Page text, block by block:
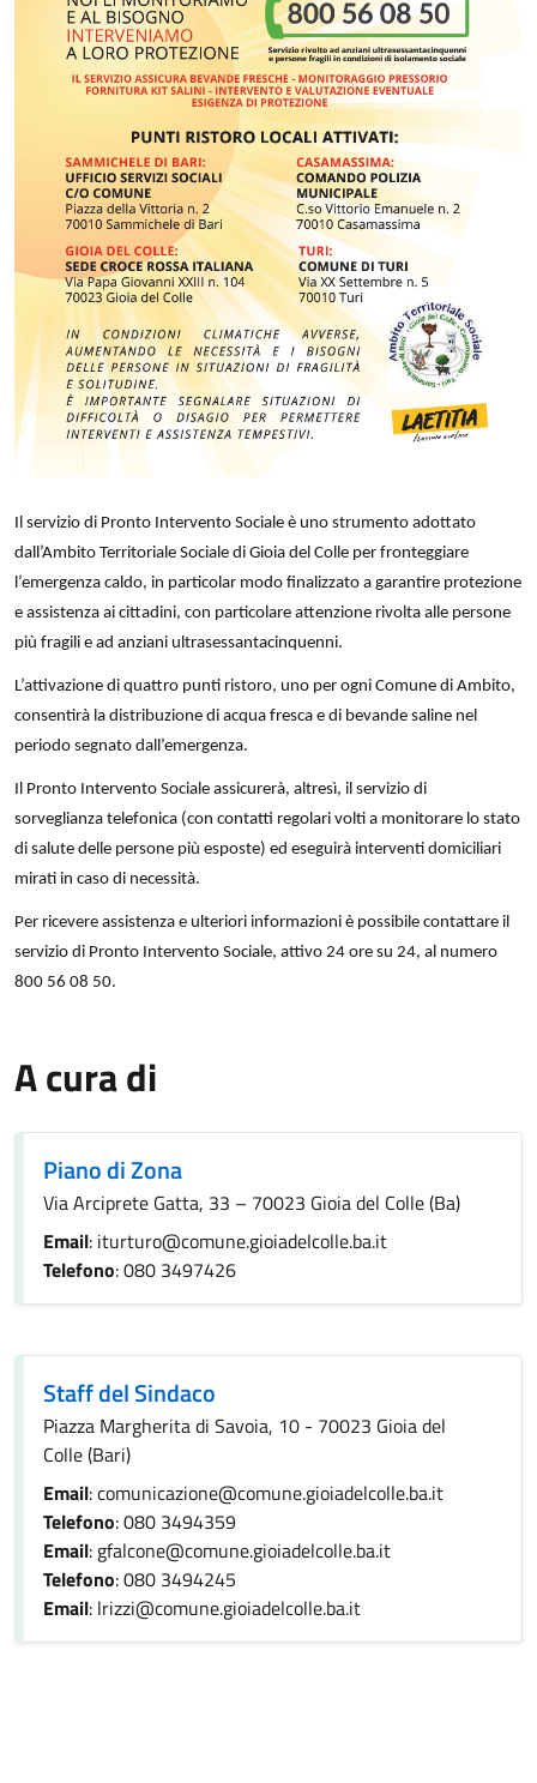
Il servizio di Pronto Intervento Sociale è uno strumento adottato
dall’Ambito Territoriale Sociale di Gioia del Colle per fronteggiare
l’emergenza caldo, in particolar modo finalizzato a garantire protezione
e assistenza ai cittadini, con particolare attenzione rivolta alle persone
più fragili e ad anziani ultrasessantacinquenni.
L’attivazione di quattro punti ristoro, uno per ogni Comune di Ambito,
consentirà la distribuzione di acqua fresca e di bevande saline nel
periodo segnato dall’emergenza.
Il Pronto Intervento Sociale assicurerà, altresì, il servizio di
sorveglianza telefonica (con contatti regolari volti a monitorare lo stato
di salute delle persone più esposte) ed eseguirà interventi domiciliari
mirati in caso di necessità.
Per ricevere assistenza e ulteriori informazioni è possibile contattare il
servizio di Pronto Intervento Sociale, attivo 24 ore su 24, al numero
800 56 08 50.
A cura di
Piano di Zona
Via Arciprete Gatta, 33 – 70023 Gioia del Colle (Ba)
Email: iturturo@comune.gioiadelcolle.ba.it
Telefono: 080 3497426
Staff del Sindaco
Piazza Margherita di Savoia, 10 - 70023 Gioia del
Colle (Bari)
Email: comunicazione@comune.gioiadelcolle.ba.it
Telefono: 080 3494359
Email: gfalcone@comune.gioiadelcolle.ba.it
Telefono: 080 3494245
Email: lrizzi@comune.gioiadelcolle.ba.it